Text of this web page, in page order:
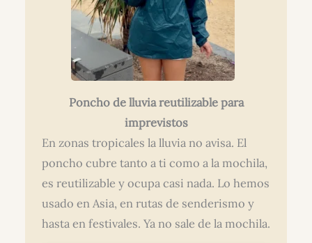
Poncho de lluvia reutilizable para
imprevistos
En zonas tropicales la lluvia no avisa. El
poncho cubre tanto a ti como a la mochila,
es reutilizable y ocupa casi nada. Lo hemos
usado en Asia, en rutas de senderismo y
hasta en festivales. Ya no sale de la mochila.